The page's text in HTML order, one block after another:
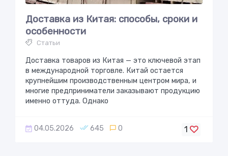
Доставка из Китая: способы, сроки и
особенности
Статьи
Доставка товаров из Китая — это ключевой этап
в международной торговле. Китай остается
крупнейшим производственным центром мира, и
многие предприниматели заказывают продукцию
именно оттуда. Однако
04.05.2026 645 0 1